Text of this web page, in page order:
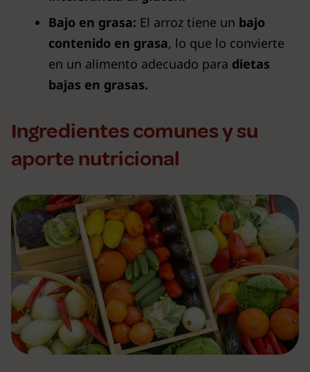
Bajo en grasa: El arroz tiene un bajo
contenido en grasa, lo que lo convierte
en un alimento adecuado para dietas
bajas en grasas.
Ingredientes comunes y su
aporte nutricional